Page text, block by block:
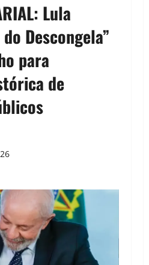
Lula
Descongela”
para
de